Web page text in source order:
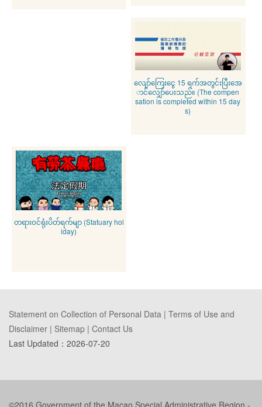
လျော်ကြေးငွေ 15 ရက်အတွင်းပြီးအေ
ာင်လျှော်ပေးသည်။ (The compen
sation is completed within 15 day
s)
တရား၀င်ရုံးပိတ်ရက်မျာ (Statuary hol
iday)
Statement on Collection of Personal Data | Terms of Use and
Disclaimer | Sitemap | Contact Us
Last Updated： 2026-07-20